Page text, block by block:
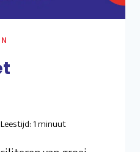
Leestijd:1minuut